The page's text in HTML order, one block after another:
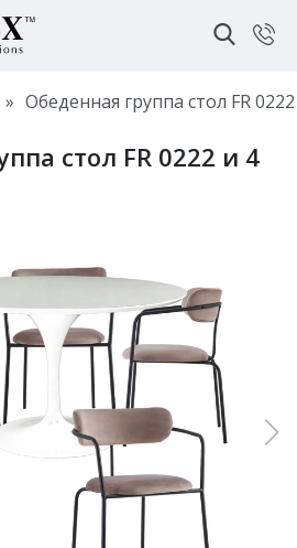
» Обеденная группа стол FR
стол FR 0222 и 4